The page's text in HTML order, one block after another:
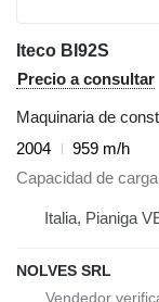
Iteco BI92S
Precio a consultar
Maquinaria de
2004
959 m/h
Capacidad de carga
Italia, Pianiga
NOLVES SRL